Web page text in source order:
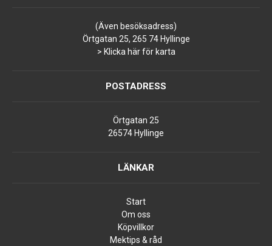
(Även besöksadress)
Örtgatan 25, 265 74 Hyllinge
> Klicka här för karta
POSTADRESS
Örtgatan 25
26574 Hyllinge
LÄNKAR
Start
Om oss
Köpvillkor
Mektips & råd